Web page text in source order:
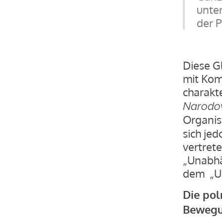
der
Diese
mit
sich
dem
Die